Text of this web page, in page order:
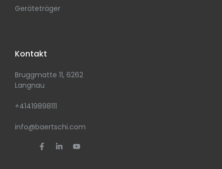
Geräteträger
Kontakt
Bruggmatte 11, 6262
Langnau
+41419898111
info@baertschi.com